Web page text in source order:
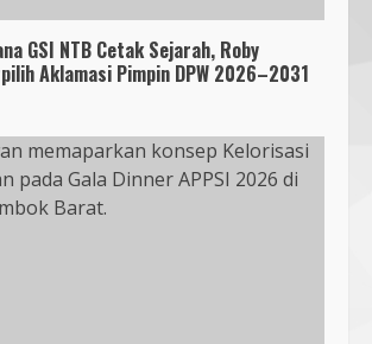
GSI NTB Cetak Sejarah, Roby
Aklamasi Pimpin DPW 2026–2031